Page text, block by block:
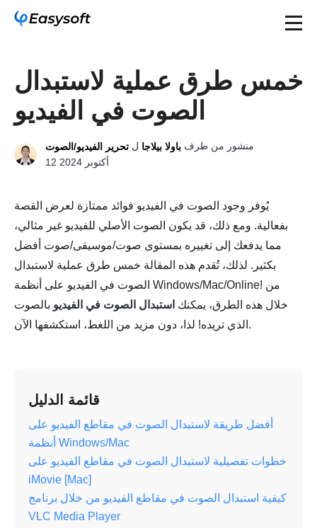
خمس طرق عملية لاستبدال
الصوت في الفيديو
منشور من طرف باولا بيلاجا ل تحرير الفيديو/الصوت
12 أكتوبر 2024
يُوفر وجود الصوت في الفيديو فوائد ممتازة لعرض القصة
بفعالية. ومع ذلك، قد يكون الصوت الأصلي للفيديو غير مثالي،
مما يدفعك إلى تغييره بمستوى صوت/موسيقى/صوت أفضل
بكثير. لذلك، تُقدم هذه المقالة خمس طرق عملية لاستبدال
الصوت في الفيديو على أنظمة Windows/Mac/Online! من
خلال هذه الطرق، يمكنك استبدال الصوت في الفيديو بالصوت
الذي تريده! لذا، دون مزيد من اللغط، استكشفها الآن.
قائمة الدليل
أفضل طريقة لاستبدال الصوت في مقاطع الفيديو على
أنظمة Windows/Mac
خطوات تفصيلية لاستبدال الصوت في مقاطع الفيديو على
iMovie [Mac]
كيفية استبدال الصوت في مقاطع الفيديو من خلال برنامج
VLC Media Player